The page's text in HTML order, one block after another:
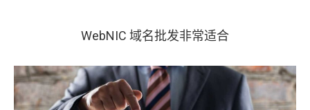
WebNIC 域名批发非常适合